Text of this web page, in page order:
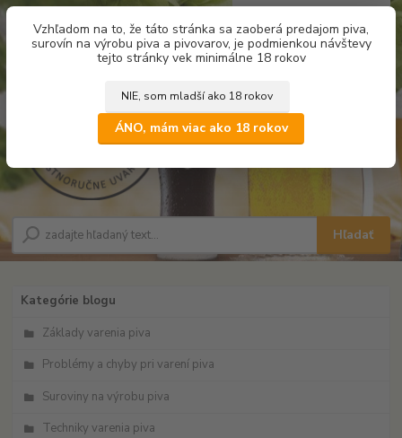
Vzhľadom na to, že táto stránka sa zaoberá predajom piva,
surovín na výrobu piva a pivovarov, je podmienkou návštevy
tejto stránky vek minimálne 18 rokov
NIE, som mladší ako 18 rokov
ÁNO, mám viac ako 18 rokov
Hľadať
za0,00 €
Kategórie blogu
Základy varenia piva
Problémy a chyby pri varení piva
Suroviny na výrobu piva
Techniky varenia piva